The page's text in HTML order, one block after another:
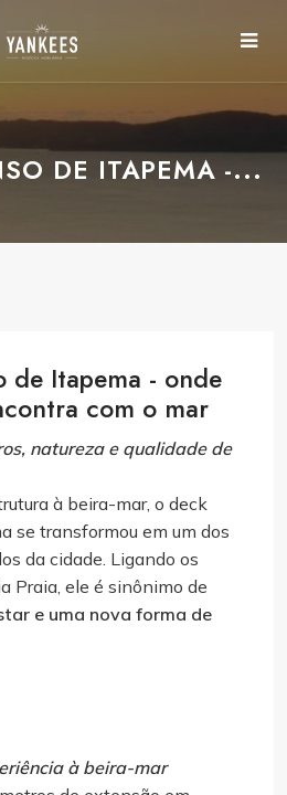
DE ITAPEMA -...
de Itapema - onde
com o mar
natureza e qualidade de
à beira-mar, o deck
se transformou em um dos
da cidade. Ligando os
Praia, ele é sinônimo de
e uma nova forma de
à beira-mar